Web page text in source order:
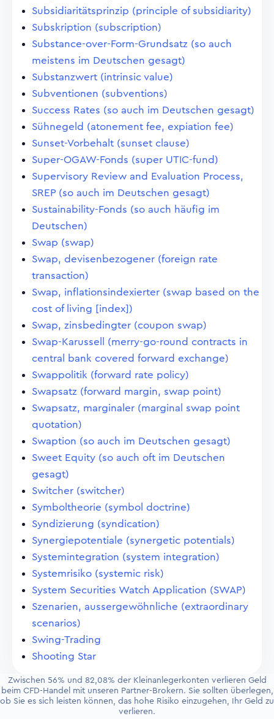
Subsidiaritätsprinzip (principle of subsidiarity)
Subskription (subscription)
Substance-over-Form-Grundsatz (so auch
meistens im Deutschen gesagt)
Substanzwert (intrinsic value)
Subventionen (subventions)
Success Rates (so auch im Deutschen gesagt)
Sühnegeld (atonement fee, expiation fee)
Sunset-Vorbehalt (sunset clause)
Super-OGAW-Fonds (super UTIC-fund)
Supervisory Review and Evaluation Process,
SREP (so auch im Deutschen gesagt)
Sustainability-Fonds (so auch häufig im
Deutschen)
Swap (swap)
Swap, devisenbezogener (foreign rate
transaction)
Swap, inflationsindexierter (swap based on the
cost of living [index])
Swap, zinsbedingter (coupon swap)
Swap-Karussell (merry-go-round contracts in
central bank covered forward exchange)
Swappolitik (forward rate policy)
Swapsatz (forward margin, swap point)
Swapsatz, marginaler (marginal swap point
quotation)
Swaption (so auch im Deutschen gesagt)
Sweet Equity (so auch oft im Deutschen
gesagt)
Switcher (switcher)
Symboltheorie (symbol doctrine)
Syndizierung (syndication)
Synergiepotentiale (synergetic potentials)
Systemintegration (system integration)
Systemrisiko (systemic risk)
System Securities Watch Application (SWAP)
Szenarien, aussergewöhnliche (extraordinary
scenarios)
Swing-Trading
Shooting Star
Zwischen 56% und 82,08% der Kleinanlegerkonten verlieren Geld
beim CFD-Handel mit unseren Partner-Brokern. Sie sollten überlegen,
ob Sie es sich leisten können, das hohe Risiko einzugehen, Ihr Geld zu
verlieren.